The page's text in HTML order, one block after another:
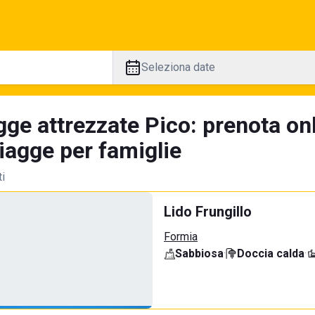
Seleziona date
attrezzate Pico: prenota
per famiglie
Lido Frungillo
Formia
Sabbiosa· Doccia calda·